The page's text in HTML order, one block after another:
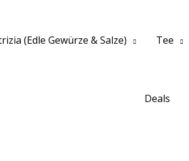
(Edle Gewürze & Salze) Tee
Deals